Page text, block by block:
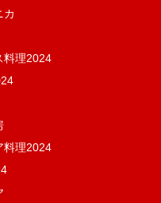
理2024
理2024